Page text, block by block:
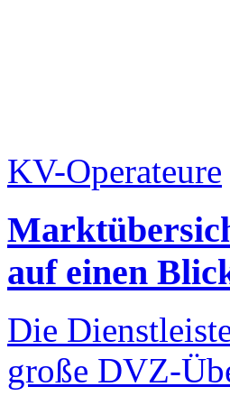
KV-Operateure
auf einen
Die
große DVZ-